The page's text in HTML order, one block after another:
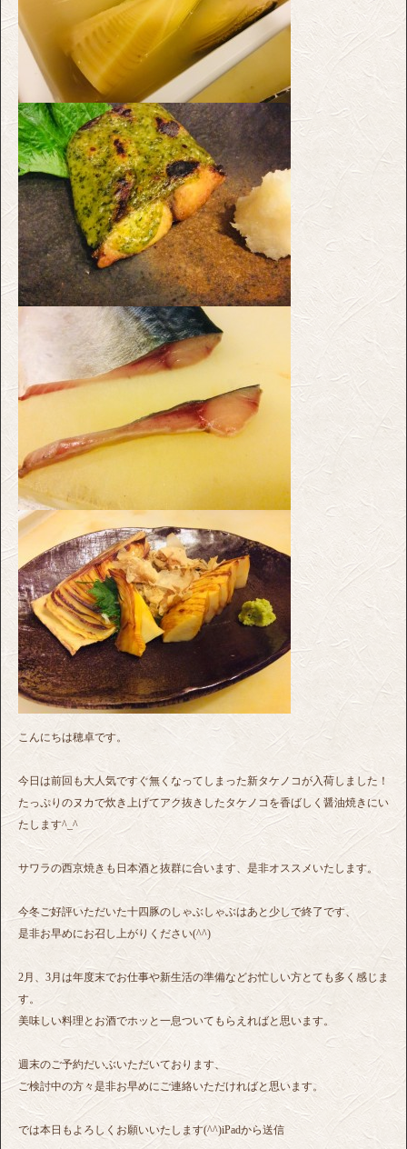
こんにちは穂卓です。
今日は前回も大人気ですぐ無くなってしまった新タケノコが入荷しました！
たっぷりのヌカで炊き上げてアク抜きしたタケノコを香ばしく醤油焼きにい
たします^_^
サワラの西京焼きも日本酒と抜群に合います、是非オススメいたします。
今冬ご好評いただいた十四豚のしゃぶしゃぶはあと少しで終了です、
是非お早めにお召し上がりください(^^)
2月、3月は年度末でお仕事や新生活の準備などお忙しい方とても多く感じま
す。
美味しい料理とお酒でホッと一息ついてもらえればと思います。
週末のご予約だいぶいただいております、
ご検討中の方々是非お早めにご連絡いただければと思います。
では本日もよろしくお願いいたします(^^)iPadから送信